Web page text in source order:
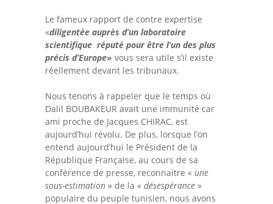
Le fameux rapport de contre expertise
«diligentée auprès d’un laboratoire
scientifique réputé pour être l’un des plus
précis d’Europe» vous sera utile s’il existe
réellement devant les tribunaux.
Nous tenons à rappeler que le temps où
Dalil BOUBAKEUR avait une immunité car
ami proche de Jacques CHIRAC, est
aujourd’hui révolu. De plus, lorsque l’on
entend aujourd’hui le Président de la
République Française, au cours de sa
conférence de presse, reconnaitre « une
sous-estimation » de la « désespérance »
populaire du peuple tunisien, nous avons